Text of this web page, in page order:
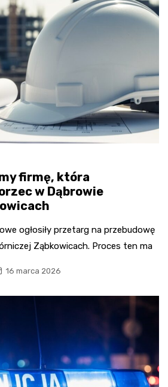
firmę, która
w Dąbrowie
ogłosiły przetarg na przebudowę
Ząbkowicach. Proces ten ma
16 marca 2026